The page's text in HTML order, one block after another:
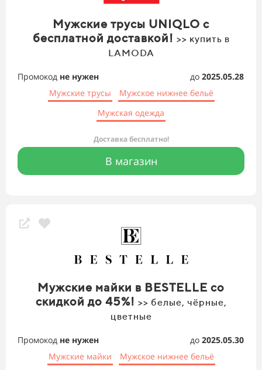
Мужские трусы UNIQLO с
бесплатной доставкой! >> купить в
LAMODA
Промокод не нужен до 2025.05.28
Мужские трусы
Мужское нижнее бельё
Мужская одежда
Доставка бесплатно!
В магазин
Мужские майки в BESTELLE со
скидкой до 45%! >> белые, чёрные,
цветные
Промокод не нужен до 2025.05.30
Мужские майки
Мужское нижнее бельё